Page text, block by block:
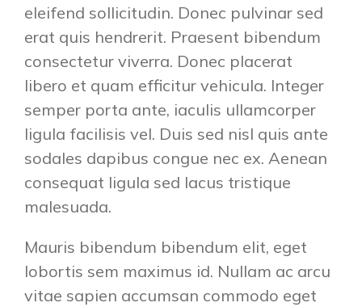
eleifend sollicitudin. Donec pulvinar sed
erat quis hendrerit. Praesent bibendum
consectetur viverra. Donec placerat
libero et quam efficitur vehicula. Integer
semper porta ante, iaculis ullamcorper
ligula facilisis vel. Duis sed nisl quis ante
sodales dapibus congue nec ex. Aenean
consequat ligula sed lacus tristique
malesuada.
Mauris bibendum bibendum elit, eget
lobortis sem maximus id. Nullam ac arcu
vitae sapien accumsan commodo eget